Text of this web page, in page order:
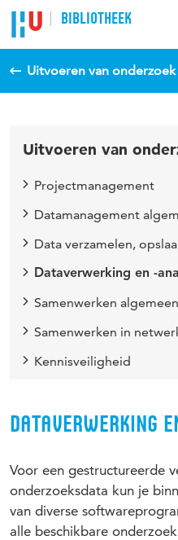
BIBLIOTHEEK
Uitvoeren van onderzoek
Uitvoeren van
Projectmanagement
Datamanagement
Data verzamelen,
Dataverwerking en -
Samenwerken algemeen
Samenwerken in
Kennisveiligheid
DATAVERWERKING
Voor een gestructureerde
onderzoeksdata kun je
van diverse
alle beschikbare